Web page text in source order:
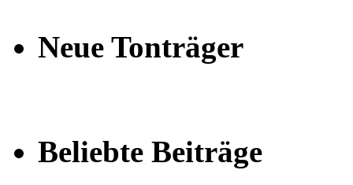
Neue Tonträger
Beliebte Beiträge